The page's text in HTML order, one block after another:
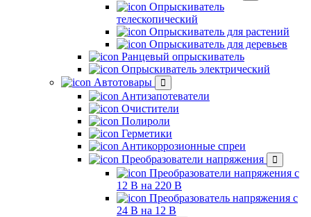
Опрыскиватель
телескопический
Опрыскиватель для растений
Опрыскиватель для деревьев
Ранцевый опрыскиватель
Опрыскиватель электрический
Автотовары
Антизапотеватели
Очистители
Полироли
Герметики
Антикоррозионные спреи
Преобразователи напряжения
Преобразователи напряжения с
12 В на 220 В
Преобразователь напряжения с
24 В на 12 В